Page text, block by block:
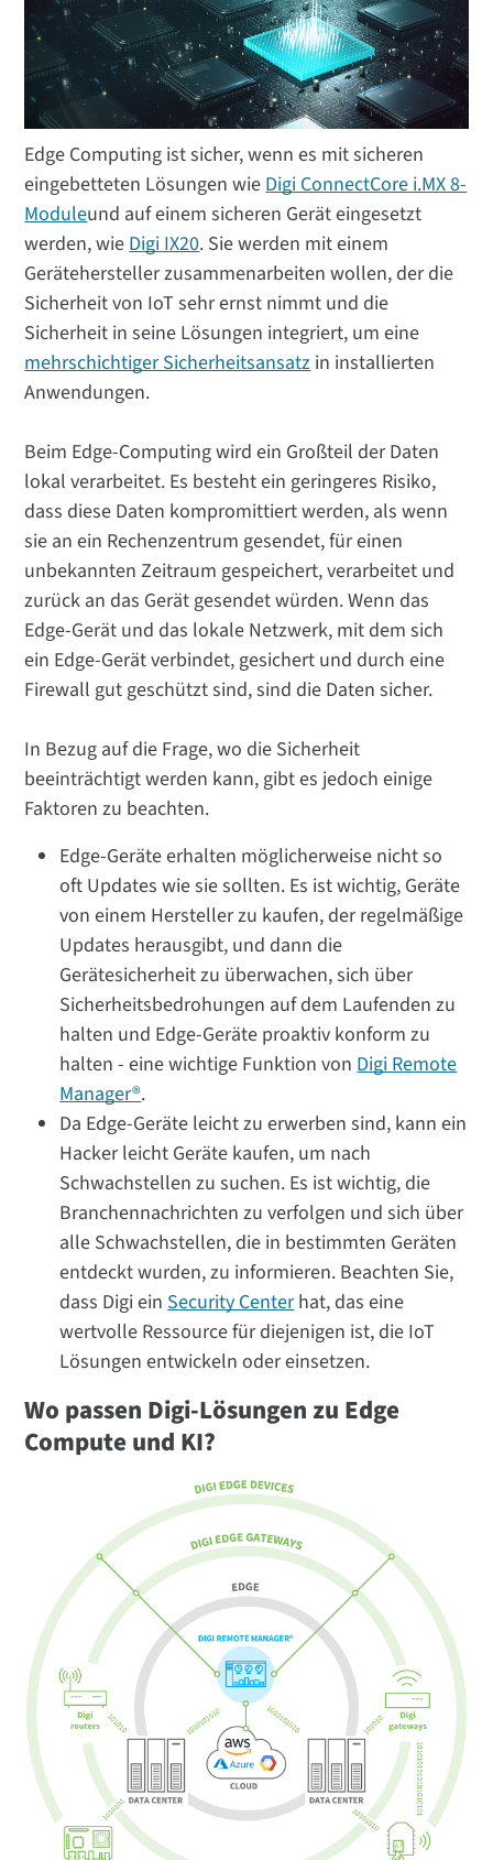
Edge Computing ist sicher, wenn es mit sicheren
eingebetteten Lösungen wieDigi ConnectCore i.MX 8-
Moduleund auf einem sicheren Gerät eingesetzt
werden, wieDigi IX20. Sie werden mit einem
Gerätehersteller zusammenarbeiten wollen, der die
Sicherheit von IoT sehr ernst nimmt und die
Sicherheit in seine Lösungen integriert, um eine
mehrschichtiger Sicherheitsansatzin installierten
Anwendungen.
Beim Edge-Computing wird ein Großteil der Daten
lokal verarbeitet. Es besteht ein geringeres Risiko,
dass diese Daten kompromittiert werden, als wenn
sie an ein Rechenzentrum gesendet, für einen
unbekannten Zeitraum gespeichert, verarbeitet und
zurück an das Gerät gesendet würden. Wenn das
Edge-Gerät und das lokale Netzwerk, mit dem sich
ein Edge-Gerät verbindet, gesichert und durch eine
Firewall gut geschützt sind, sind die Daten sicher.
In Bezug auf die Frage, wo die Sicherheit
beeinträchtigt werden kann, gibt es jedoch einige
Faktoren zu beachten.
Edge-Geräte erhalten möglicherweise nicht so
oft Updates wie sie sollten. Es ist wichtig, Geräte
von einem Hersteller zu kaufen, der regelmäßige
Updates herausgibt, und dann die
Gerätesicherheit zu überwachen, sich über
Sicherheitsbedrohungen auf dem Laufenden zu
halten und Edge-Geräte proaktiv konform zu
halten - eine wichtige Funktion vonDigi Remote
Manager®.
Da Edge-Geräte leicht zu erwerben sind, kann ein
Hacker leicht Geräte kaufen, um nach
Schwachstellen zu suchen. Es ist wichtig, die
Branchennachrichten zu verfolgen und sich über
alle Schwachstellen, die in bestimmten Geräten
entdeckt wurden, zu informieren. Beachten Sie,
dass Digi einSecurity Centerhat, das eine
wertvolle Ressource für diejenigen ist, die IoT
Lösungen entwickeln oder einsetzen.
Wo passen Digi-Lösungen zu Edge
Compute und KI?